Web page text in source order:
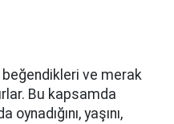
ve merak
Bu kapsamda
yaşını,